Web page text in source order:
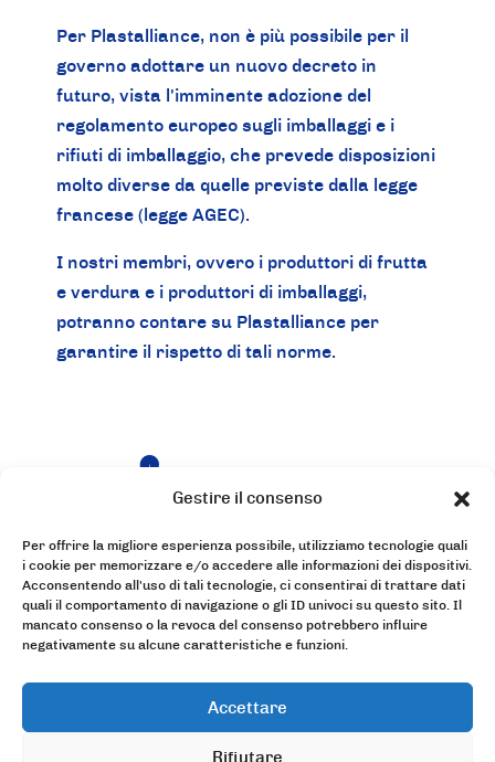
Gestire il consenso
Per offrire la migliore esperienza possibile, utilizziamo tecnologie quali
i cookie per memorizzare e/o accedere alle informazioni dei dispositivi.
Acconsentendo all'uso di tali tecnologie, ci consentirai di trattare dati
quali il comportamento di navigazione o gli ID univoci su questo sito. Il
mancato consenso o la revoca del consenso potrebbero influire
negativamente su alcune caratteristiche e funzioni.
Accettare
Rifiutare
Per Plastalliance, non è più possibile per il
governo adottare un nuovo decreto in
futuro, vista l'imminente adozione del
regolamento europeo sugli imballaggi e i
rifiuti di imballaggio, che prevede disposizioni
molto diverse da quelle previste dalla legge
francese (legge AGEC).
I nostri membri, ovvero i produttori di frutta
e verdura e i produttori di imballaggi,
potranno contare su Plastalliance per
garantire il rispetto di tali norme.
L'organizzazione I nostri servizi
Le nostre
novità
Entra a far
parte del
68 Avenue du Général Leclerc